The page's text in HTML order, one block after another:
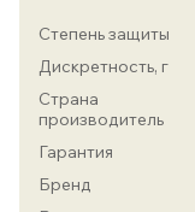
Степень защиты
Дискретность, г
Страна
производитель
Гарантия
Бренд